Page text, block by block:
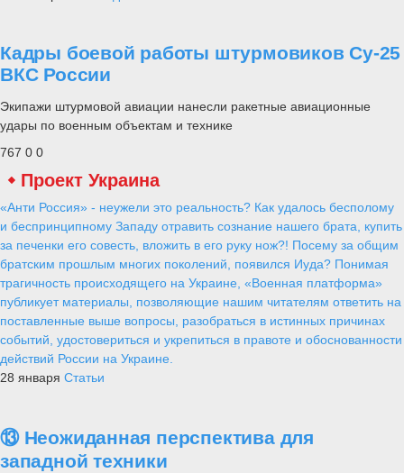
Кадры боевой работы штурмовиков Су-25
ВКС России
Экипажи штурмовой авиации нанесли ракетные авиационные
удары по военным объектам и технике
767 0 0
Проект Украина
«Анти Россия» - неужели это реальность? Как удалось бесполому
и беспринципному Западу отравить сознание нашего брата, купить
за печенки его совесть, вложить в его руку нож?! Посему за общим
братским прошлым многих поколений, появился Иуда? Понимая
трагичность происходящего на Украине, «Военная платформа»
публикует материалы, позволяющие нашим читателям ответить на
поставленные выше вопросы, разобраться в истинных причинах
событий, удостовериться и укрепиться в правоте и обоснованности
действий России на Украине.
28 января Статьи
⑬ Неожиданная перспектива для
западной техники